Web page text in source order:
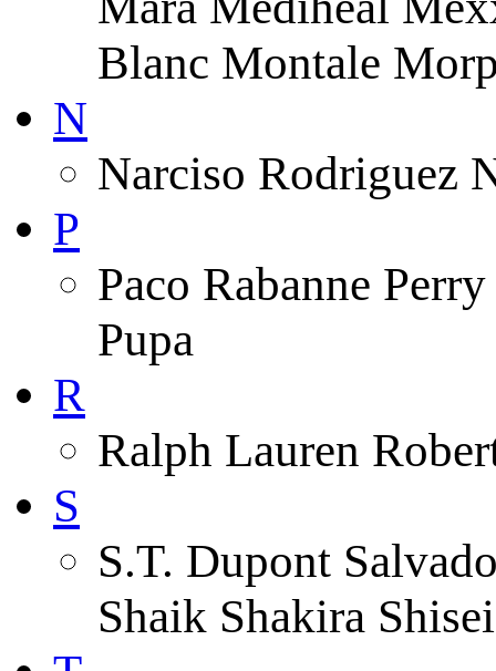
Blanc Montale
N
Narciso Rodriguez
P
Paco Rabanne
Pupa
R
Ralph Lauren
S
S.T. Dupont
Shaik Shakira